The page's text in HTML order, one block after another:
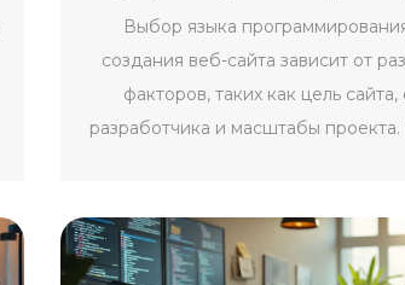
Выбор языка
создания веб-сайта зависит от
факторов, таких как цель сайта,
разработчика и масштабы проекта.
Python и другие, а также их
недостатки. Упоминается, как